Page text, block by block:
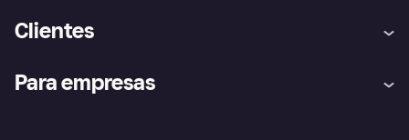
Clientes
Inicio de sesión
Para empresas